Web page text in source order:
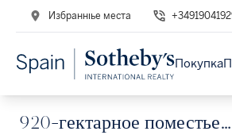
Избранные места
Покупка
920-гектарное поместье в